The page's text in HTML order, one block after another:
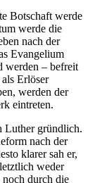
Botschaft werde
werde die
nach der
Evangelium
werden – befreit
Erlöser
werden der
eintreten.
Luther gründlich.
nach der
klarer sah er,
weder
durch die